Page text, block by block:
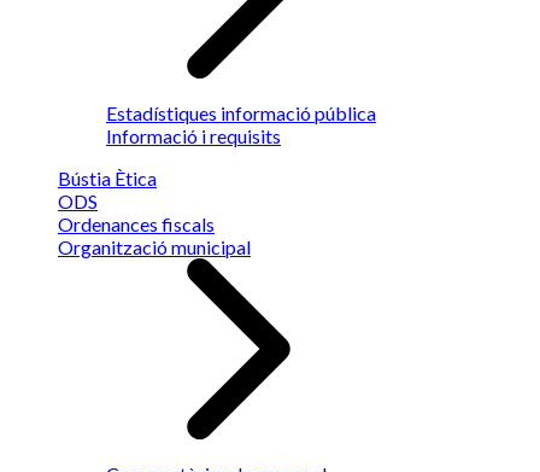
Estadístiques informació pública
Informació i requisits
Bústia Ètica
ODS
Ordenances fiscals
Organització municipal